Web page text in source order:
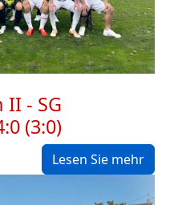
II - SG
(3:0)
Lesen Sie mehr